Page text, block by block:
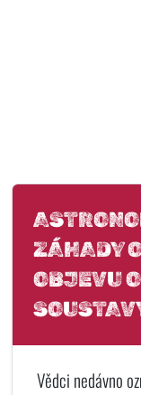
ZÁHADY
OBJEVU
Vědci nedávno